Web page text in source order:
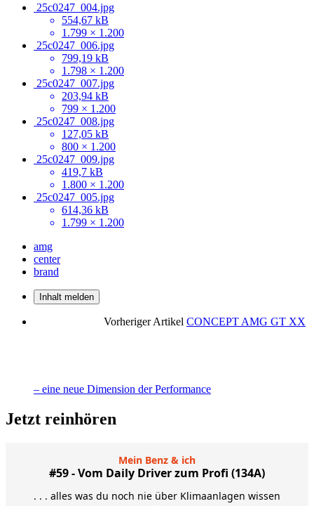
25c0247_004.jpg
554,67 kB
1.799 × 1.200
25c0247_006.jpg
799,19 kB
1.798 × 1.200
25c0247_007.jpg
203,94 kB
799 × 1.200
25c0247_008.jpg
127,05 kB
800 × 1.200
25c0247_009.jpg
419,7 kB
1.800 × 1.200
25c0247_005.jpg
614,36 kB
1.799 × 1.200
amg
center
brand
Inhalt melden
Vorheriger Artikel CONCEPT AMG GT XX
– eine neue Dimension der Performance
Jetzt reinhören